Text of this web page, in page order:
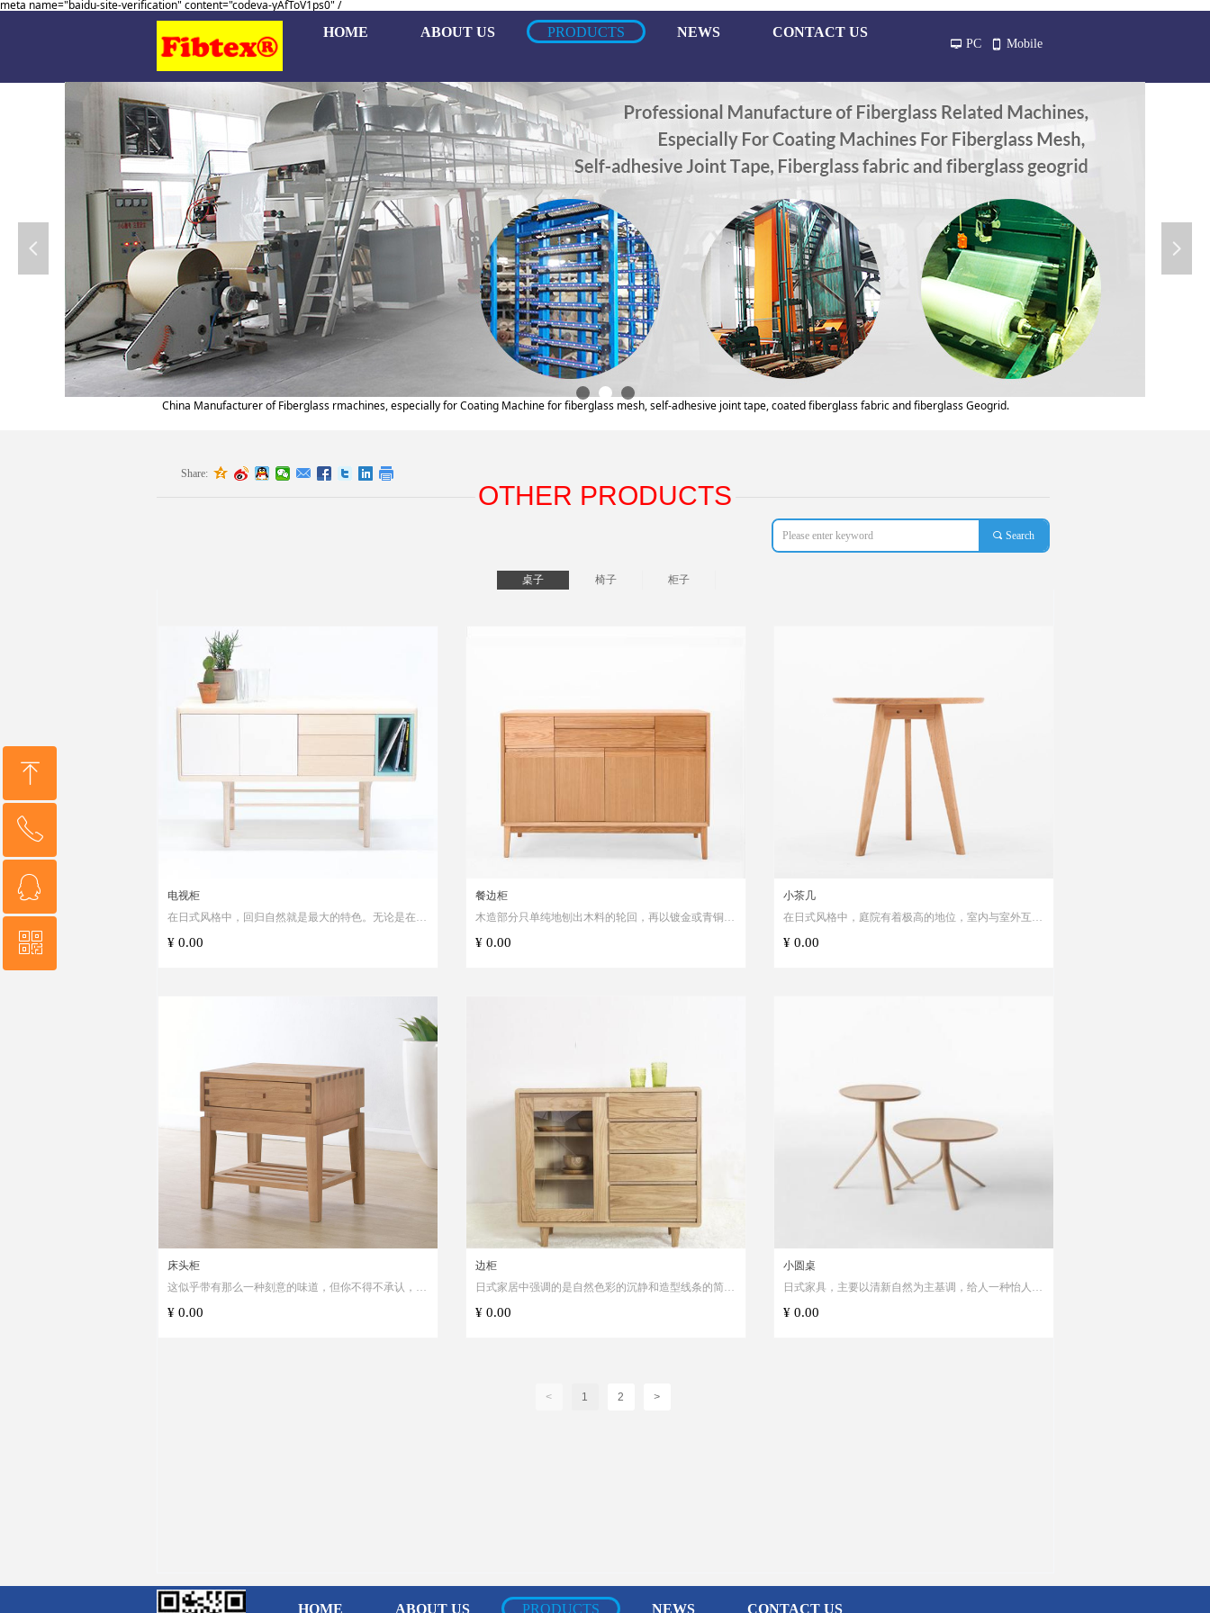
meta name="baidu-site-verification" content="codeva-yAfToV1ps0" /
넡 PC 넓 Mobile
China Manufacturer of Fiberglass rmachines, especially for Coating Machine for fiberglass mesh, self-adhesive joint tape, coated fiberglass fabric and fiberglass Geogrid.
넳 넲
HOME ABOUT US PRODUCTS NEWS CONTACT US
OTHER PRODUCTS
桌子 椅子 柜子
电视柜
在日式风格中，回归自然就是最大的特色。无论是在色
彩、功能、造型的设计上都推崇贴近自然，强调自然主
¥ 0.00
餐边柜
木造部分只单纯地刨出木料的轮回，再以镀金或青铜的
用具加以装饰，体现人和自然的融合。
¥ 0.00
小茶几
在日式风格中，庭院有着极高的地位，室内与室外互相
映衬已成定理。还有插花，更是要不失时机地摆放在家
¥ 0.00
床头柜
这似乎带有那么一种刻意的味道，但你不得不承认，这
种刻意的创造把它们文化中美的一面发挥到了极致。
¥ 0.00
边柜
日式家居中强调的是自然色彩的沉静和造型线条的简
洁。另外受佛教影响，居室布置也讲究一种“禅意”，强
¥ 0.00
小圆桌
日式家具，主要以清新自然为主基调，给人一种怡人的
感觉。
¥ 0.00
< 1 2 >
끠 Search
Share:
HOME ABOUT US PRODUCTS NEWS CONTACT US
ꁸ
Topꂅ
0086 13853818677
ꁗ
QQ service
ꀥ